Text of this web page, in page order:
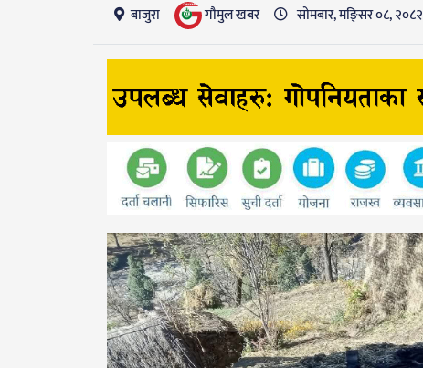
बाजुरा गाैमुल खबर सोमबार, मङि्सर ०८, २०८२